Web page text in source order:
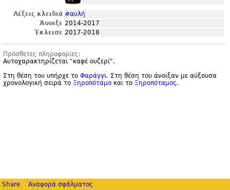
Λέξεις κλειδιά #αυλή
Άνοιξε 2014-2017
Έκλεισε 2017-2018
Πρόσθετες πληροφορίες:
Αυτοχαρακτηρίζεται "καφέ ουζερί".
Στη θέση του υπήρχε το Φαράγγι. Στη θέση του άνοιξαν με αύξουσα
χρονολογική σειρά το Ξηροπόταμο και το Ξηροπόταμος.
Share Αναφορά σφάλματος